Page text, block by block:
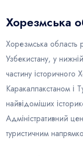
Блог
Хорезмська
Хорезмська область
Узбекистану, у
частину
Каракалпакстаном і
найвідоміших
Адміністративний
туристичним